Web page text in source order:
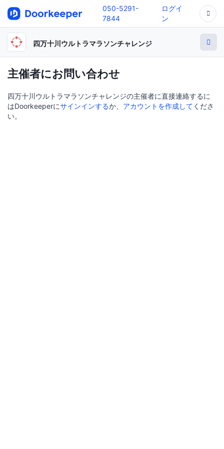
050-5291-
7844
ログイ
ン
四万十川ウルトラマラソンチャレンジ
主催者にお問い合わせ
四万十川ウルトラマラソンチャレンジの主催者に直接連絡するに
はDoorkeeperにサインインするか、 アカウントを作成して くださ
い。